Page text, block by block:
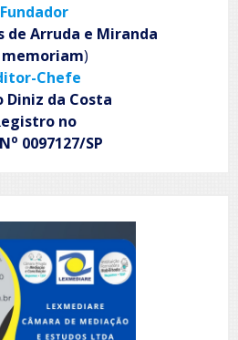
Fundador
de Arruda e Miranda
)
Chefe
Diniz da Costa
no
o 0097127/SP